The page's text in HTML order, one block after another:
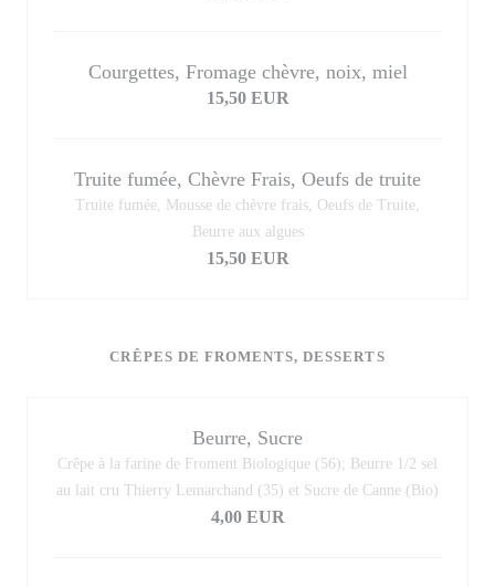
Courgettes, Fromage chèvre, noix, miel
15,50 EUR
Truite fumée, Chèvre Frais, Oeufs de truite
Truite fumée, Mousse de chèvre frais, Oeufs de Truite,
Beurre aux algues
15,50 EUR
CRÊPES DE FROMENTS, DESSERTS
Beurre, Sucre
Crêpe à la farine de Froment Biologique (56); Beurre 1/2 sel
au lait cru Thierry Lemarchand (35) et Sucre de Canne (Bio)
4,00 EUR